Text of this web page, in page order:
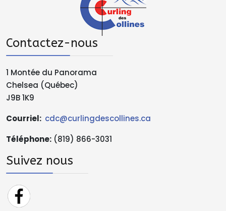
Contactez-nous
1 Montée du Panorama
Chelsea (Québec)
J9B 1K9
Courriel: cdc@curlingdescollines.ca
Téléphone: (819) 866-3031
Suivez nous